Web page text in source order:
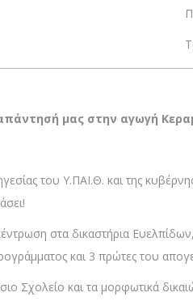
μας στην αγωγή
του Υ.ΠΑΙ.Θ. και της
στα δικαστήρια
και 3 πρώτες του
Σχολείο και τα μορφωτικά